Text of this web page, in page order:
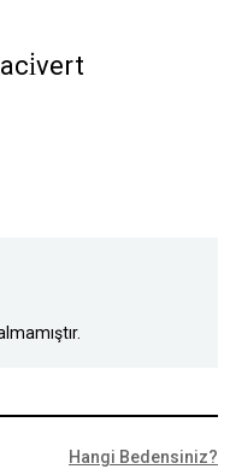
Hangi Bedensiniz?